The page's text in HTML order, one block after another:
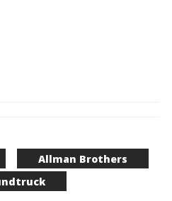
Allman Brothers